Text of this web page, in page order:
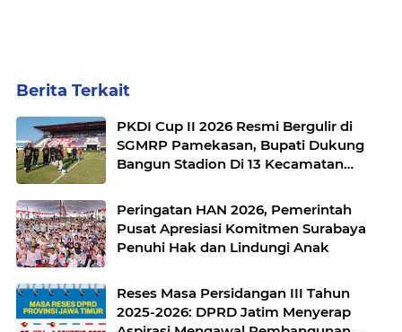
Berita Terkait
PKDI Cup II 2026 Resmi Bergulir di
SGMRP Pamekasan, Bupati Dukung
Bangun Stadion Di 13 Kecamatan
Peringatan HAN 2026, Pemerintah
Pusat Apresiasi Komitmen Surabaya
Penuhi Hak dan Lindungi Anak
Reses Masa Persidangan III Tahun
2025-2026: DPRD Jatim Menyerap